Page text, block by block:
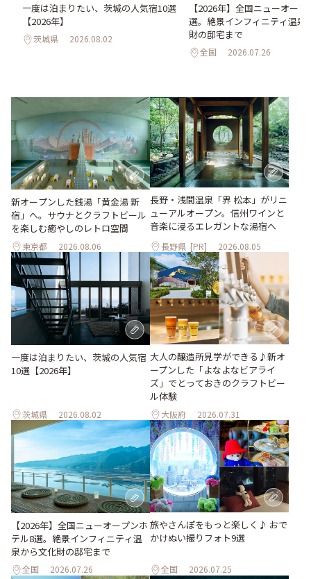
一度は泊まりたい、茨城の人気宿10選
【2026年】
茨城県 2026.08.02
【2026年】全国ニューオー
選。絶景インフィニティ温泉
財の邸宅まで
全国 2026.07.26
新オープンした銭湯「黄金湯 新
宿」へ。サウナとクラフトビール
を楽しむ癒やしのレトロ空間
東京都 2026.08.06
長野・浅間温泉「界 松本」がリニ
ューアルオープン。信州ワインと
音楽に浸るエレガントな湯宿へ
長野県 [PR] 2026.08.05
一度は泊まりたい、茨城の人気宿
10選【2026年】
茨城県 2026.08.02
大人の醸造所見学ができる♪新オ
ープンした「よなよなビアライ
ズ」でとっておきのクラフトビー
ル体験
大阪府 2026.07.31
【2026年】全国ニューオープンホ
テル8選。絶景インフィニティ温
泉から文化財の邸宅まで
全国 2026.07.26
旅やさんぽをもっと楽しく♪ おで
かけぬい撮りフォト9選
全国 2026.07.25